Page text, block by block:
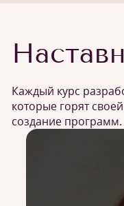
Каждый курс
которые горят
создание программ.